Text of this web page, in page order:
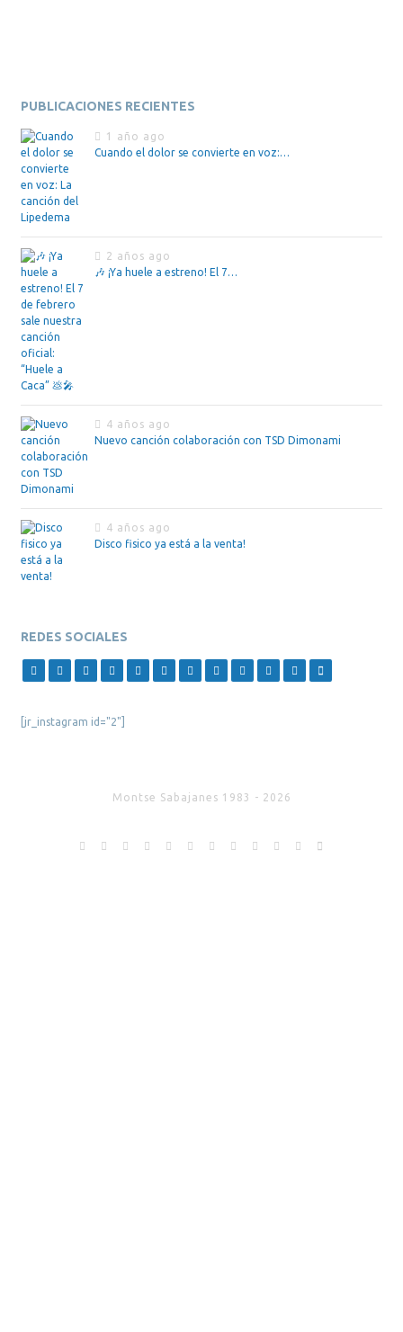
PUBLICACIONES RECIENTES
1 año ago
Cuando el dolor se convierte en voz:…
2 años ago
🎶 ¡Ya huele a estreno! El 7…
4 años ago
Nuevo canción colaboración con TSD Dimonami
4 años ago
Disco fisico ya está a la venta!
REDES SOCIALES
[jr_instagram id="2"]
Montse Sabajanes 1983 - 2026